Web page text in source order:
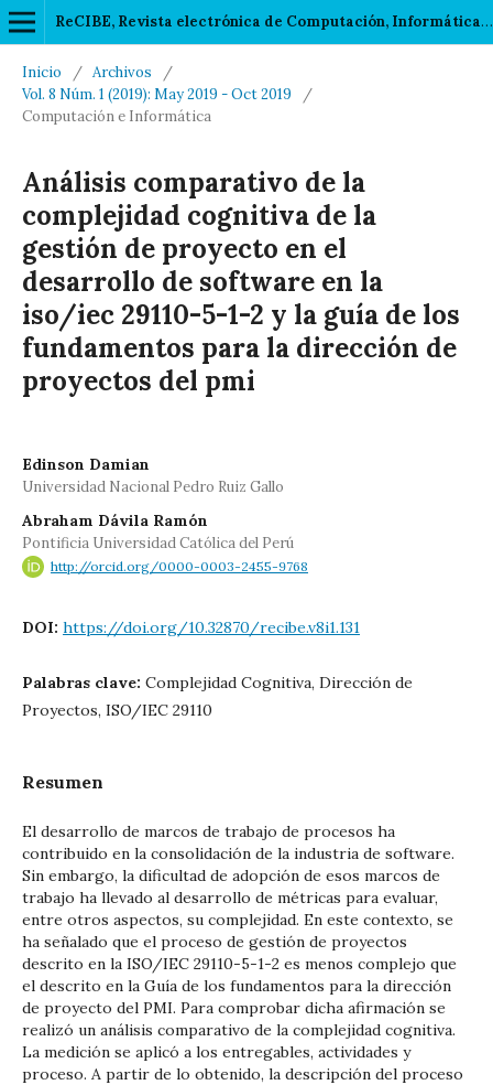
ReCIBE, Revista electrónica de Computación, Informática, Biomédica y Electrónica
Inicio / Archivos
/
Vol. 8 Núm. 1 (2019): May 2019 - Oct 2019
/
Computación e Informática
Análisis comparativo de la
complejidad cognitiva de la
gestión de proyecto en el
desarrollo de software en la
iso/iec 29110-5-1-2 y la guía de los
fundamentos para la dirección de
proyectos del pmi
Edinson Damian
Universidad Nacional Pedro Ruiz Gallo
Abraham Dávila Ramón
Pontificia Universidad Católica del Perú
http://orcid.org/0000-0003-2455-9768
DOI: https://doi.org/10.32870/recibe.v8i1.131
Palabras clave: Complejidad Cognitiva, Dirección de
Proyectos, ISO/IEC 29110
Resumen
El desarrollo de marcos de trabajo de procesos ha
contribuido en la consolidación de la industria de software.
Sin embargo, la dificultad de adopción de esos marcos de
trabajo ha llevado al desarrollo de métricas para evaluar,
entre otros aspectos, su complejidad. En este contexto, se
ha señalado que el proceso de gestión de proyectos
descrito en la ISO/IEC 29110-5-1-2 es menos complejo que
el descrito en la Guía de los fundamentos para la dirección
de proyecto del PMI. Para comprobar dicha afirmación se
realizó un análisis comparativo de la complejidad cognitiva.
La medición se aplicó a los entregables, actividades y
proceso. A partir de lo obtenido, la descripción del proceso